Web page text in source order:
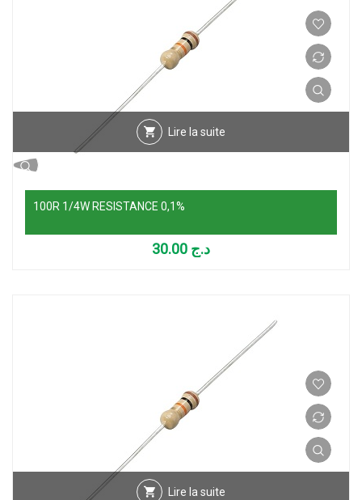
Lire la suite
100R 1/4W RESISTANCE 0,1%
د.ج
Lire la suite